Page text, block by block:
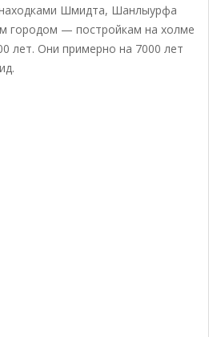
Шмидта, Шанлыурфа
городом — постройкам на холме
лет. Они примерно на 7000 лет